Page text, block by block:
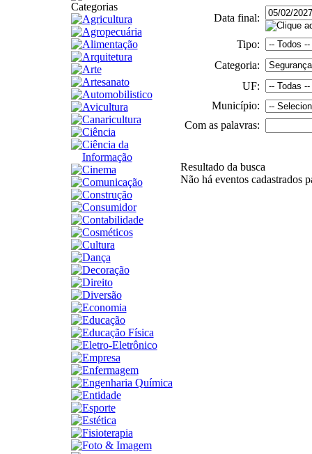
Categorias
Agricultura
Agropecuária
Alimentação
Arquitetura
Arte
Artesanato
Automobilistico
Avicultura
Canaricultura
Ciência
Ciência da
Informação
Cinema
Comunicação
Construção
Consumidor
Contabilidade
Cosméticos
Cultura
Dança
Decoração
Direito
Diversão
Economia
Educação
Educação Física
Eletro-Eletrônico
Empresa
Enfermagem
Engenharia Química
Entidade
Esporte
Estética
Fisioterapia
Foto & Imagem
Data final:
Tipo:
Categoria:
UF:
Município:
Com as palavras:
Resultado da busca
Não há eventos cadastrados